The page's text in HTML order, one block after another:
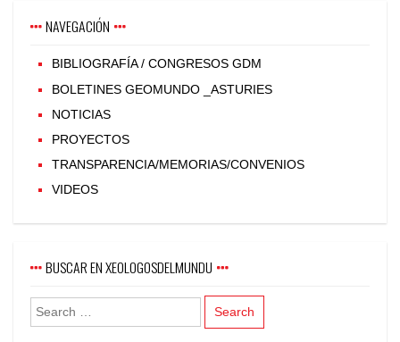
NAVEGACIÓN
BIBLIOGRAFÍA / CONGRESOS GDM
BOLETINES GEOMUNDO _ASTURIES
NOTICIAS
PROYECTOS
TRANSPARENCIA/MEMORIAS/CONVENIOS
VIDEOS
BUSCAR EN XEOLOGOSDELMUNDU